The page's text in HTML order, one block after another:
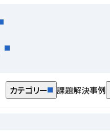
カテゴリー 課題解決事例